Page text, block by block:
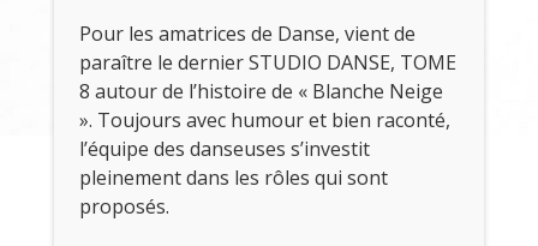
Pour les amatrices de Danse, vient de
paraître le dernier STUDIO DANSE, TOME
8 autour de l’histoire de « Blanche Neige
». Toujours avec humour et bien raconté,
l’équipe des danseuses s’investit
pleinement dans les rôles qui sont
proposés.